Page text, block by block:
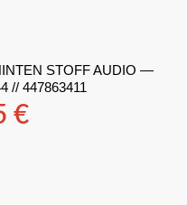
STOFF AUDIO —
// 447863411
€